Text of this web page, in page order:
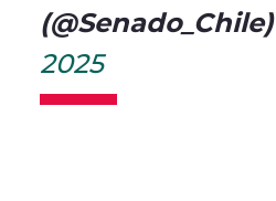
(@Senado_Chile)
2025